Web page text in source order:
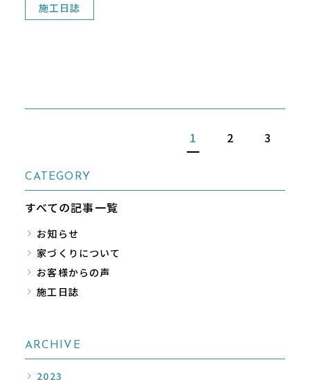
施工日誌
1 2 3
CATEGORY
すべての記事一覧
お知らせ
家づくりについて
お客様からの声
施工日誌
ARCHIVE
2023